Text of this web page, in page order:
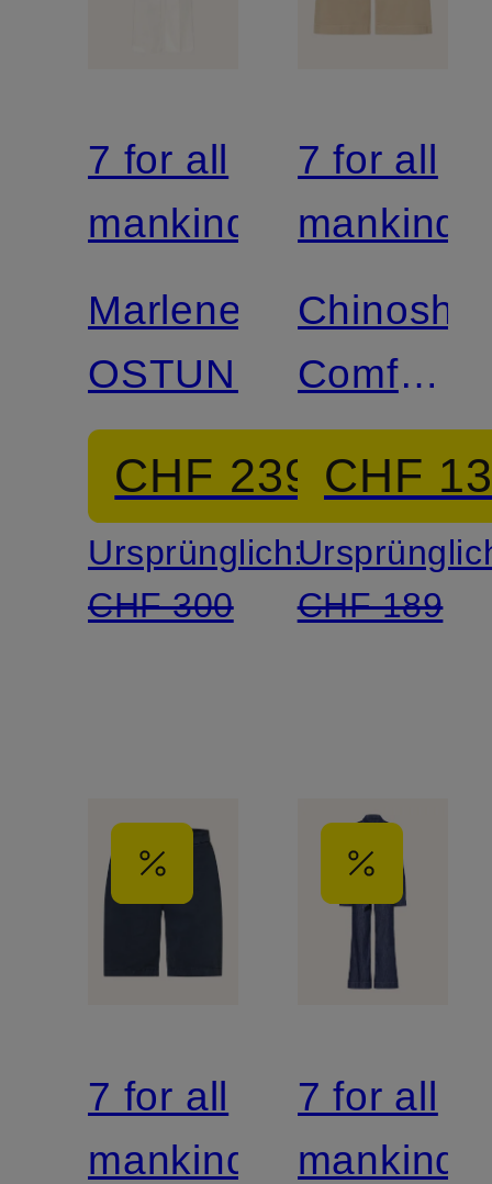
7 for all
mankind
Marlenehose
OSTUNI
CHF 239
Ursprünglich:
CHF 300
7 for all
mankind
Comfort
Fit
CHF
CHF 189
7 for all
mankind
7 for all
mankind